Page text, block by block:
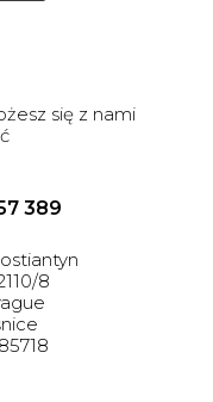
się z nami
389
8